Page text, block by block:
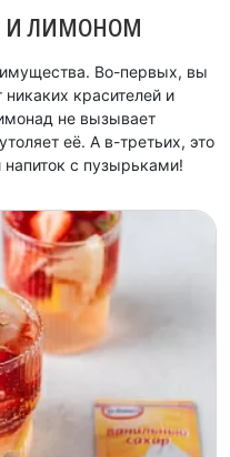
И ЛИМОНОМ
Во-первых, вы
никаких красителей и
не вызывает
её. А в-третьих, это
с пузырьками!